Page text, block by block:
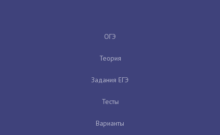
ОГЭ
Теория
Задания ЕГЭ
Тесты
Варианты